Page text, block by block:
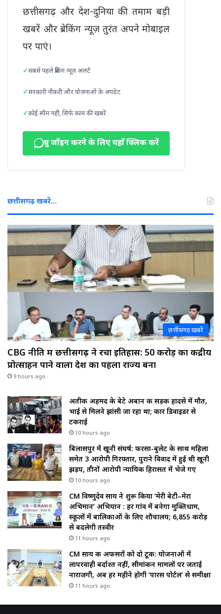
छत्तीसगढ़ और देश-दुनिया की तमाम बड़ी
खबरें और ब्रेकिंग न्यूज़ तुरंत अपने मोबाइल
पर पाएं।
सबसे पहले ब्रेकिंग न्यूज़ अलर्ट
सरकारी नौकरी और योजनाओं के अपडेट
कोई स्पैम नहीं, सिर्फ काम की खबरें
ग्रुप जॉइन करने के लिए यहाँ क्लिक करें
छत्तीसगढ़ खबरें…
छत्तीसगढ़ खबरें
CBG नीति में छत्तीसगढ़ ने रचा इतिहास: ₹50 करोड़ का केंद्रीय
प्रोत्साहन पाने वाला देश का पहला राज्य बना
9 hours ago
अतीक अहमद के बेटे अबान की सड़क हादसे में मौत,
भाई से मिलने झांसी जा रहा था; कार डिवाइडर से
टकराई
10 hours ago
बिलासपुर में खूनी संघर्ष: फरसा-बुलेट के साथ महिला
समेत 3 आरोपी गिरफ्तार, पुराने विवाद में हुई थी खूनी
झड़प, तीनों आरोपी न्यायिक हिरासत में भेजे गए
10 hours ago
CM विष्णुदेव साय ने शुरू किया ‘मेरी बेटी–मेरा
अभिमान’ अभियान : हर गांव में बनेगा मुक्तिधाम,
स्कूलों में बालिकाओं के लिए शौचालय; 6,855 करोड़
से बदलेगी तस्वीर
11 hours ago
CM साय की अफसरों को दो टूक: योजनाओं में
लापरवाही बर्दाश्त नहीं, सीमांकन मामलों पर जताई
नाराजगी, अब हर महीने होगी ‘पारस पोर्टल’ से समीक्षा
11 hours ago